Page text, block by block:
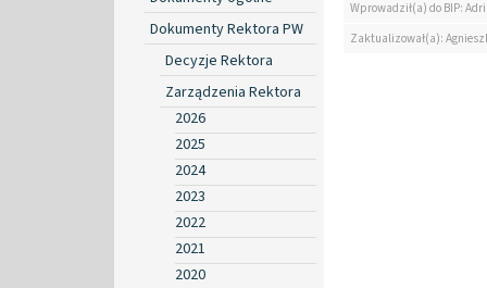
Dokumenty Rektora PW
Decyzje Rektora
Zarządzenia Rektora
2026
2025
2024
2023
2022
2021
2020
Wprowadził(a) do BIP:
Zaktualizował(a):